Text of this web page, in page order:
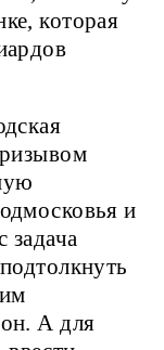
которая
и
задача
А для